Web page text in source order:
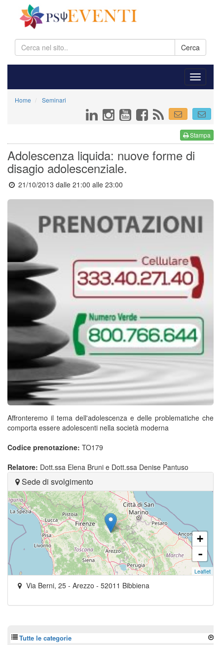
Cerca
Home Seminari
Stampa
Adolescenza liquida: nuove forme di
disagio adolescenziale.
21/10/2013 dalle 21:00 alle 23:00
Affronteremo il tema dell'adolescenza e delle problematiche che
comporta essere adolescenti nella società moderna
Codice prenotazione: TO179
Relatore: Dott.ssa Elena Bruni e Dott.ssa Denise Pantuso
Sede di svolgimento
+
-
Leaflet
Via Berni, 25 - Arezzo - 52011 Bibbiena
Tutte le categorie